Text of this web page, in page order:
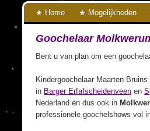
Home Mogelijkheden
Goochelaar
Bent u van plan om een
Kindergoochelaar Maarten
in Barger Erfafscheidenveen en
Nederland en dus ook in
professionele goochelshows vol